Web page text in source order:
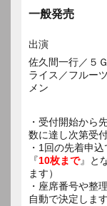
一般発売
出演
佐久間一行／５
ライス／フルー
メン
・受付開始から
数に達し次第受
・1回の先着申
『10枚まで』と
ます）
・座席番号や整
自動で決定します